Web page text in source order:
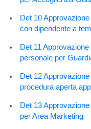
Det 10
con dipendente a
Det 11
personale per
Det 12
procedura aperta
Det 13
per Area Marketing